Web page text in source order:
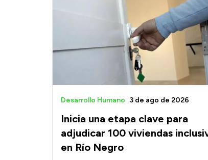
Inicia una etapa clave para
adjudicar 100 viviendas
en Río Negro
Desarrollo Humano 3 de ago de 2026